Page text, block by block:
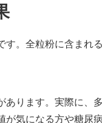
。全粒粉に含まれ
ります。実際に、
気になる方や糖尿